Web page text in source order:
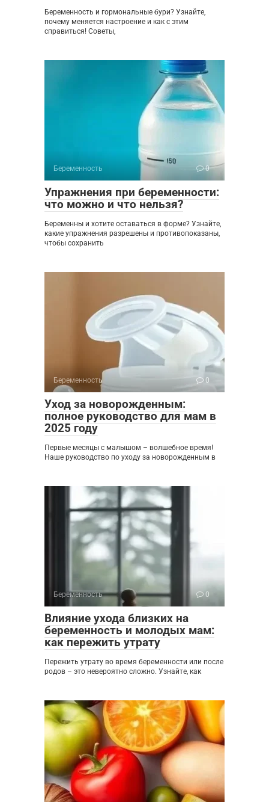
Беременность и гормональные бури? Узнайте,
почему меняется настроение и как с этим
справиться! Советы,
Беременность 0
Упражнения при беременности:
что можно и что нельзя?
Беременны и хотите оставаться в форме? Узнайте,
какие упражнения разрешены и противопоказаны,
чтобы сохранить
Беременность 0
Уход за новорожденным:
полное руководство для мам в
2025 году
Первые месяцы с малышом – волшебное время!
Наше руководство по уходу за новорожденным в
Беременность 0
Влияние ухода близких на
беременность и молодых мам:
как пережить утрату
Пережить утрату во время беременности или после
родов – это невероятно сложно. Узнайте, как